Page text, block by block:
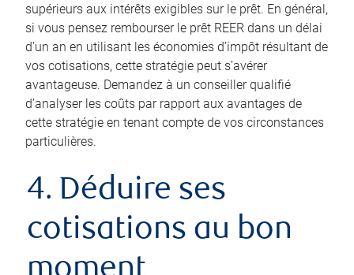
supérieurs aux intérêts exigibles sur le prêt. En général,
si vous pensez rembourser le prêt REER dans un délai
d’un an en utilisant les économies d’impôt résultant de
vos cotisations, cette stratégie peut s’avérer
avantageuse. Demandez à un conseiller qualifié
d’analyser les coûts par rapport aux avantages de
cette stratégie en tenant compte de vos circonstances
particulières.
4. Déduire ses
cotisations au bon